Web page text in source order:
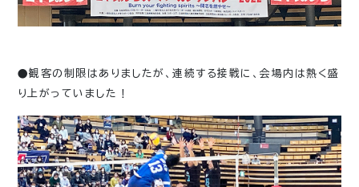
●観客の制限はありましたが、連続する接戦に、会場内は熱く盛
り上がっていました！